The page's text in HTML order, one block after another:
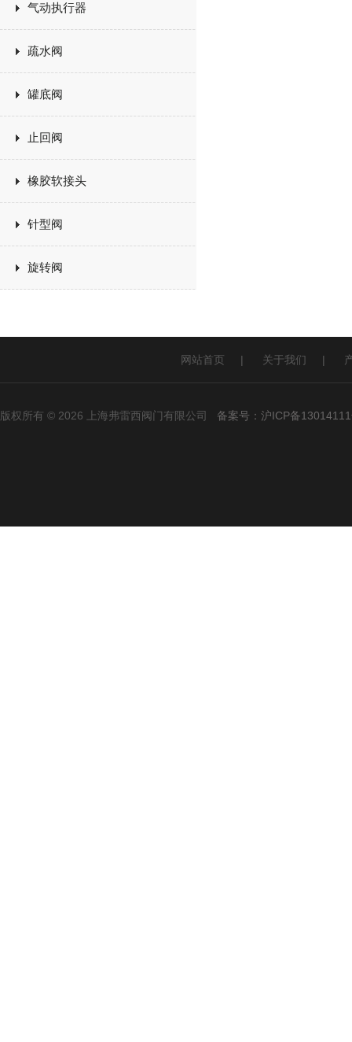
气动执行器
疏水阀
罐底阀
止回阀
橡胶软接头
针型阀
旋转阀
网站首页 | 关于我们 |
版权所有 © 2026 上海弗雷西阀门有限公司 备案号：沪ICP备